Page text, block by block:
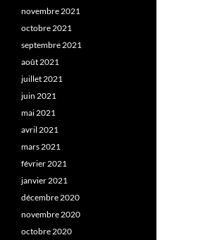
novembre 2021
octobre 2021
septembre 2021
août 2021
juillet 2021
juin 2021
mai 2021
avril 2021
mars 2021
février 2021
janvier 2021
décembre 2020
novembre 2020
octobre 2020